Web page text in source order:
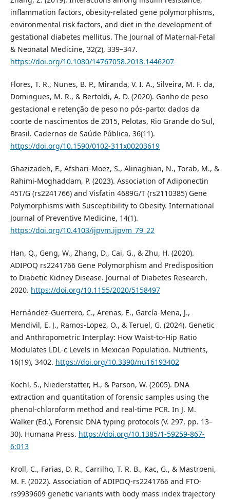
inflammation factors, obesity-related gene polymorphisms,
environmental risk factors, and diet in the development of
gestational diabetes mellitus. The Journal of Maternal-Fetal
& Neonatal Medicine, 32(2), 339–347.
https://doi.org/10.1080/14767058.2018.1446207
Flores, T. R., Nunes, B. P., Miranda, V. I. A., Silveira, M. F. da,
Domingues, M. R., & Bertoldi, A. D. (2020). Ganho de peso
gestacional e retenção de peso no pós-parto: dados da
coorte de nascimentos de 2015, Pelotas, Rio Grande do Sul,
Brasil. Cadernos de Saúde Pública, 36(11).
https://doi.org/10.1590/0102-311x00203619
Ghazizadeh, F., Afshari-Moez, S., Alinaghian, N., Torab, M., &
Rahimi-Moghaddam, P. (2023). Association of Adiponectin
45T/G (rs2241766) and Visfatin 4689G/T (rs2110385) Gene
Polymorphisms with Susceptibility to Obesity. International
Journal of Preventive Medicine, 14(1).
https://doi.org/10.4103/ijpvm.ijpvm_79_22
Han, Q., Geng, W., Zhang, D., Cai, G., & Zhu, H. (2020).
ADIPOQ rs2241766 Gene Polymorphism and Predisposition
to Diabetic Kidney Disease. Journal of Diabetes Research,
2020. https://doi.org/10.1155/2020/5158497
Hernández-Guerrero, C., Arenas, E., García-Mena, J.,
Mendivil, E. J., Ramos-Lopez, O., & Teruel, G. (2024). Genetic
and Anthropometric Interplay: How Waist-to-Hip Ratio
Modulates LDL-c Levels in Mexican Population. Nutrients,
16(19), 3402. https://doi.org/10.3390/nu16193402
Köchl, S., Niederstätter, H., & Parson, W. (2005). DNA
extraction and quantitation of forensic samples using the
phenol-chloroform method and real-time PCR. In J. M.
Walker (Ed.), Forensic DNA typing protocols (V. 297, pp. 13–
30). Humana Press. https://doi.org/10.1385/1-59259-867-
6:013
Kroll, C., Farias, D. R., Carrilho, T. R. B., Kac, G., & Mastroeni,
M. F. (2022). Association of ADIPOQ-rs2241766 and FTO-
rs9939609 genetic variants with body mass index trajectory